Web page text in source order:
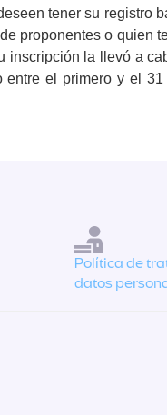
tener su registro
proponentes o quien
inscripción la llevó a
entre el primero y el
Política de
datos